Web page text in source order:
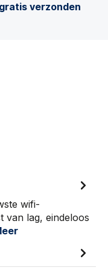
verzonden
wifi-
van lag, eindeloos